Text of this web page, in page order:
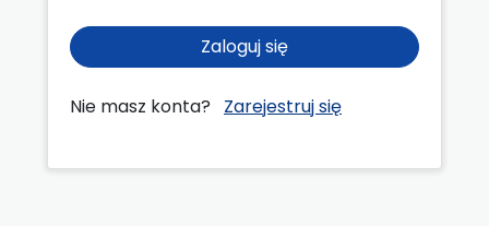
Zaloguj się
Nie masz konta? Zarejestruj się